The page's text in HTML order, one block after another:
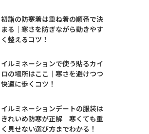
初詣の防寒着は重ね着の順番で決
まる｜寒さを防ぎながら動きやす
く整えるコツ！
イルミネーションで使う貼るカイ
ロの場所はここ｜寒さを避けつつ
快適に歩くコツ！
イルミネーションデートの服装は
きれいめ防寒が正解｜寒くても重
く見せない選び方までわかる！